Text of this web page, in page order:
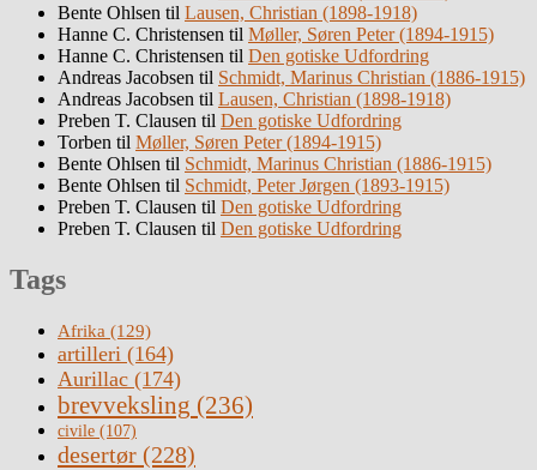
Bente Ohlsen til Lausen, Christian (1898-1918)
Hanne C. Christensen til Møller, Søren Peter (1894-1915)
Hanne C. Christensen til Den gotiske Udfordring
Andreas Jacobsen til Schmidt, Marinus Christian (1886-1915)
Andreas Jacobsen til Lausen, Christian (1898-1918)
Preben T. Clausen til Den gotiske Udfordring
Torben til Møller, Søren Peter (1894-1915)
Bente Ohlsen til Schmidt, Marinus Christian (1886-1915)
Bente Ohlsen til Schmidt, Peter Jørgen (1893-1915)
Preben T. Clausen til Den gotiske Udfordring
Preben T. Clausen til Den gotiske Udfordring
Tags
Afrika (129)
artilleri (164)
Aurillac (174)
brevveksling (236)
civile (107)
desertør (228)